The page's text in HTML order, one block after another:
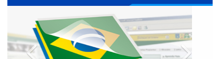
Previous